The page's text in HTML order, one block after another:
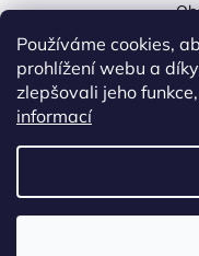
Používáme cookies,
prohlížení webu a
zlepšovali jeho
informací
Lukáš